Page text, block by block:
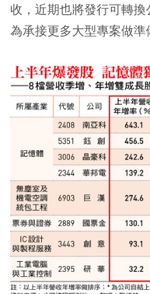
收，近期也將發行可轉換
為承接更多大型專案做準